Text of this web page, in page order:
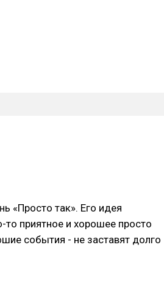
«Просто так». Его идея
приятное и хорошее просто
события - не заставят долго